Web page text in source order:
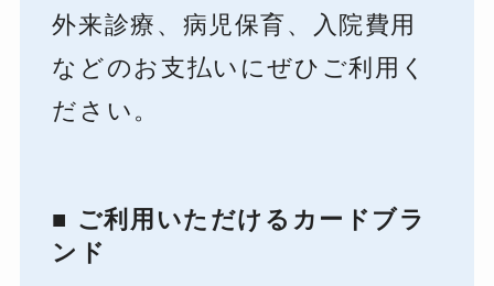
外来診療、病児保育、入院費用
などのお支払いにぜひご利用く
ださい。
■ ご利用いただけるカードブラ
ンド